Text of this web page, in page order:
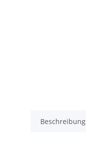
Beschreibung